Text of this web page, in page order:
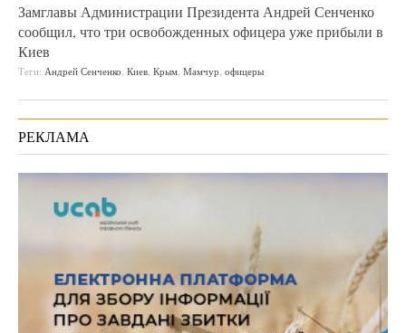
Замглавы Администрации Президента Андрей Сенченко
сообщил, что три освобожденных офицера уже прибыли в
Киев
Теги: Андрей Сенченко Киев Крым Мамчур офицеры
РЕКЛАМА